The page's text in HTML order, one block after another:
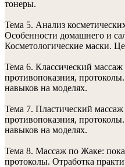
тонеры.
Тема 5. Анализ
Особенности домашнего и
Косметологические маски.
Тема 6. Классический массаж
противопоказния,
навыков на моделях.
Тема 7. Пластический массаж
противопоказния,
навыков на моделях.
Тема 8. Массаж по Жаке:
протоколы. Отработка